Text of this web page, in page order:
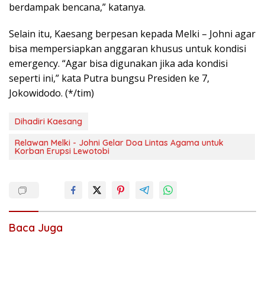
berdampak bencana,” katanya.
Selain itu, Kaesang berpesan kepada Melki – Johni agar
bisa mempersiapkan anggaran khusus untuk kondisi
emergency. “Agar bisa digunakan jika ada kondisi
seperti ini,” kata Putra bungsu Presiden ke 7,
Jokowidodo. (*/tim)
Dihadiri Kaesang
Relawan Melki - Johni Gelar Doa Lintas Agama untuk
Korban Erupsi Lewotobi
Baca Juga